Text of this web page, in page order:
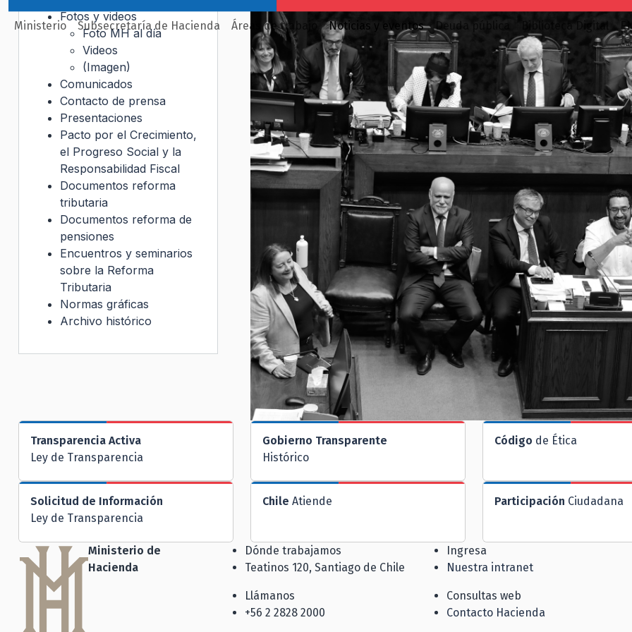
Ministerio Subsecretaría de Hacienda Áreas de trabajo Noticias y eventos Deuda pública Biblioteca Digital
Fotos y videos
Foto MH al día
Videos
(Imagen)
Comunicados
Contacto de prensa
Presentaciones
Pacto por el Crecimiento,
el Progreso Social y la
Responsabilidad Fiscal
Documentos reforma
tributaria
Documentos reforma de
pensiones
Encuentros y seminarios
sobre la Reforma
Tributaria
Normas gráficas
Archivo histórico
Transparencia Activa
Ley de Transparencia
Gobierno Transparente
Histórico
Código de Ética
Solicitud de Información
Ley de Transparencia
Chile Atiende Participación Ciudadana
Ministerio de
Hacienda
Dónde trabajamos
Teatinos 120, Santiago de Chile
Llámanos
+56 2 2828 2000
Ingresa
Nuestra intranet
Consultas web
Contacto Hacienda